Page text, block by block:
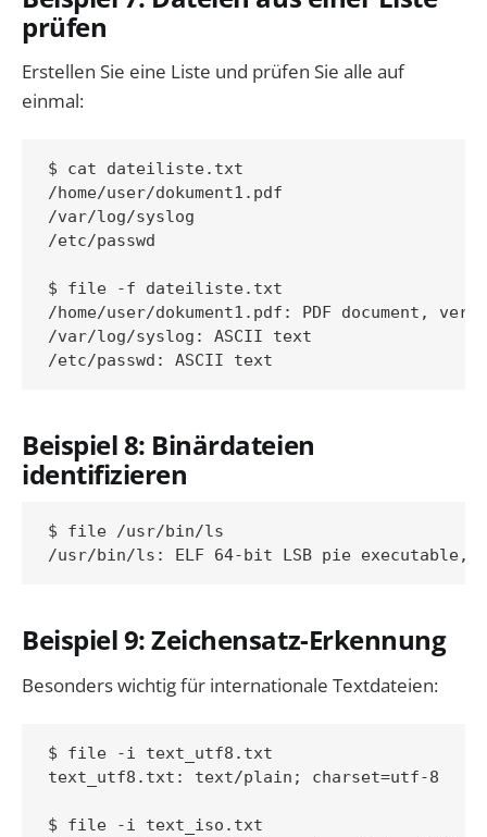
prüfen
Erstellen Sie eine Liste und prüfen Sie alle auf
einmal:
$ cat dateiliste.txt
/home/user/dokument1.pdf
/var/log/syslog
/etc/passwd
$ file -f dateiliste.txt
/home/user/dokument1.pdf: PDF document,
/var/log/syslog: ASCII text
Beispiel 8: Binärdateien
identifizieren
$ file /usr/bin/ls
Beispiel 9: Zeichensatz-Erkennung
Besonders wichtig für internationale Textdateien:
$ file -i text_utf8.txt
text_utf8.txt: text/plain; charset=utf-8
$ file -i text_iso.txt